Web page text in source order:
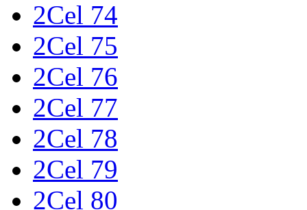
2Cel 74
2Cel 75
2Cel 76
2Cel 77
2Cel 78
2Cel 79
2Cel 80